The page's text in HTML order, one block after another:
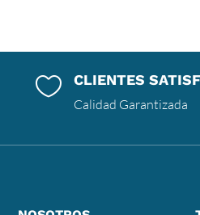
 CLIENTES
Calidad Garantizada